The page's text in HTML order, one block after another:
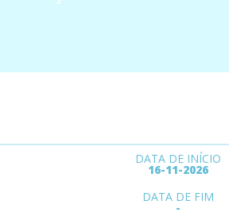
DATA DE INÍCIO
16-11-2026
DATA DE FIM
-